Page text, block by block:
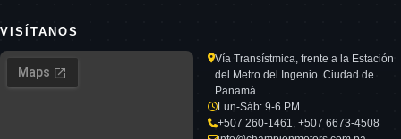
VISÍTANOS
Vía Transístmica, frente a la Estación
del Metro del Ingenio. Ciudad de
Panamá.
Lun-Sáb: 9-6 PM
+507 260-1461, +507 6673-4508